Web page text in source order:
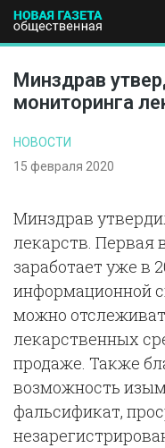
ПОЛИТИКА
Минздрав
мониторинга
НОВОСТИ
15 февраля 2020
Минздрав
лекарств. Первая
заработает уже в
информационной
можно
лекарственных
продаже. Также
возможность
фальсификат,